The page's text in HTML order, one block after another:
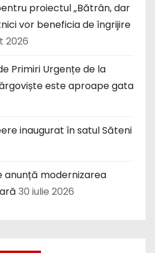
proiectul „Bătrân, dar
vor beneficia de îngrijire
2026
Primiri Urgențe de la
este aproape gata
inaugurat în satul Săteni
anunță modernizarea
30 iulie 2026